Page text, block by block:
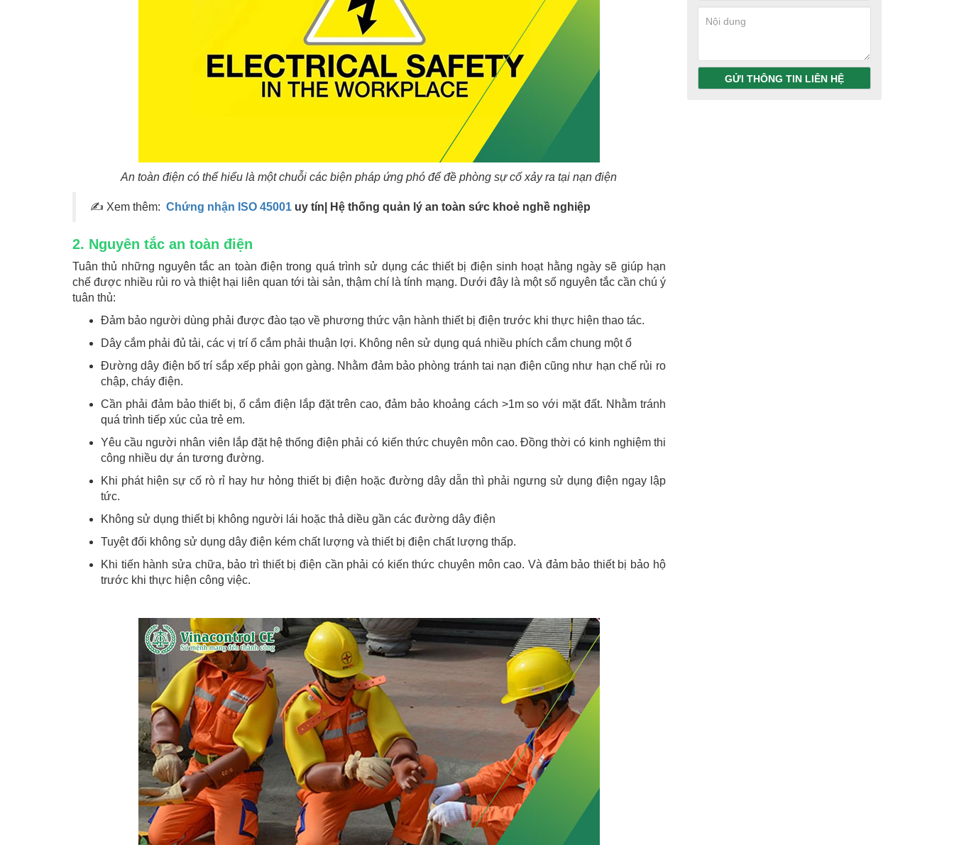
An toàn điện có thể hiểu là một chuỗi các biện pháp ứng phó để đề phòng sự cố xảy ra tại nạn điện
✍ Xem thêm: Chứng nhận ISO 45001 uy tín| Hệ thống quản lý an toàn sức khoẻ nghề nghiệp
2. Nguyên tắc an toàn điện
Tuân thủ những nguyên tắc an toàn điện trong quá trình sử dụng các thiết bị điện sinh hoạt hằng ngày sẽ giúp hạn
chế được nhiều rủi ro và thiệt hại liên quan tới tài sản, thậm chí là tính mạng. Dưới đây là một số nguyên tắc cần chú ý
tuân thủ:
Đảm bảo người dùng phải được đào tạo về phương thức vận hành thiết bị điện trước khi thực hiện thao tác.
Dây cắm phải đủ tải, các vị trí ổ cắm phải thuận lợi. Không nên sử dụng quá nhiều phích cắm chung một ổ
Đường dây điện bố trí sắp xếp phải gọn gàng. Nhằm đảm bảo phòng tránh tai nạn điện cũng như hạn chế rủi ro
chập, cháy điện.
Cần phải đảm bảo thiết bị, ổ cắm điện lắp đặt trên cao, đảm bảo khoảng cách >1m so với mặt đất. Nhằm tránh
quá trình tiếp xúc của trẻ em.
Yêu cầu người nhân viên lắp đặt hệ thống điện phải có kiến thức chuyên môn cao. Đồng thời có kinh nghiệm thi
công nhiều dự án tương đường.
Khi phát hiện sự cố rò rỉ hay hư hỏng thiết bị điện hoặc đường dây dẫn thì phải ngưng sử dụng điện ngay lập
tức.
Không sử dụng thiết bị không người lái hoặc thả diều gần các đường dây điện
Tuyệt đối không sử dụng dây điện kém chất lượng và thiết bị điện chất lượng thấp.
Khi tiến hành sửa chữa, bảo trì thiết bị điện cần phải có kiến thức chuyên môn cao. Và đảm bảo thiết bị bảo hộ
trước khi thực hiện công việc.
GỬI THÔNG TIN LIÊN HỆ